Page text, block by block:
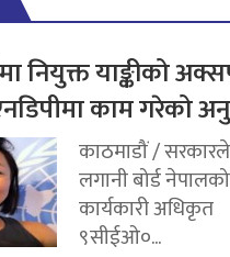
नियुक्त याङ्कीको
काम गरेको
काठमाडौं / सरकारले
लगानी बोर्ड
कार्यकारी अधिकृत
९सीईओ०...